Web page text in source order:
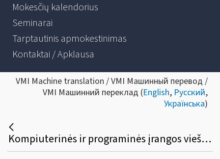
Mokesčių kalendorius
Seminarai
Tarptautinis apmokestinimas
Kontaktai / Apklausa
VMI Machine translation / VMI Машинный перевод /
VMI Машинний переклад (English, Русский,
Українська)
Kompiuterinės ir programinės įrangos viešasis pirkimas